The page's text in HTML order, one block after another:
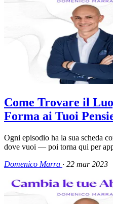
Come Trovare il
Forma ai Tuoi
Ogni episodio ha la sua scheda
dove vuoi — poi torna qui per
Domenico Marra · 22 mar 2023